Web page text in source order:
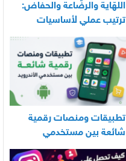
اللهّاية والرضّاعة والحفاض:
ترتيب عملي لأساسيات
العناية اليومية بالرضيع
تطبيقات ومنصات رقمية
شائعة بين مستخدمي
الأندرويد